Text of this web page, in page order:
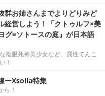
群お姉さんまでよりどりみど
経営しよう！「クトゥルフ×美
グ=ソトースの庭』が日本語
複眼死神美少女など、属性てんこ
！
ーXsolla特集
ら！